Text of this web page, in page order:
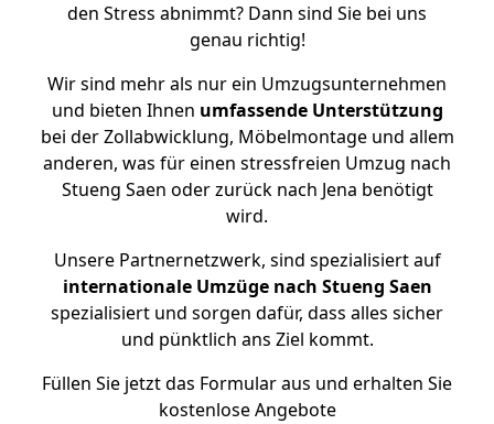
den Stress abnimmt? Dann sind Sie bei uns
genau richtig!
Wir sind mehr als nur ein Umzugsunternehmen
und bieten Ihnen umfassende Unterstützung
bei der Zollabwicklung, Möbelmontage und allem
anderen, was für einen stressfreien Umzug nach
Stueng Saen oder zurück nach Jena benötigt
wird.
Unsere Partnernetzwerk, sind spezialisiert auf
internationale Umzüge nach Stueng Saen
spezialisiert und sorgen dafür, dass alles sicher
und pünktlich ans Ziel kommt.
Füllen Sie jetzt das Formular aus und erhalten Sie
kostenlose Angebote